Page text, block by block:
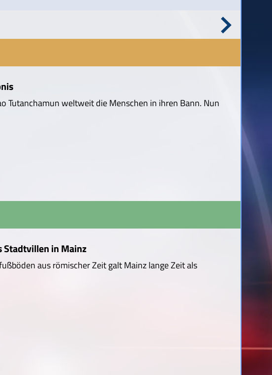
Tutanchamun weltweit die Menschen in ihren Bann. Nun
Stadtvillen in Mainz
aus römischer Zeit galt Mainz lange Zeit als